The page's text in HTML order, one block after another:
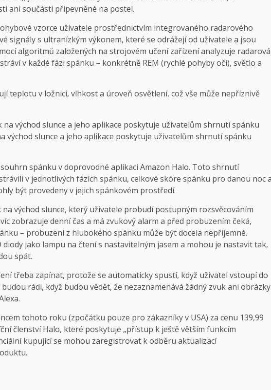
ani součásti připevněné na postel.
vzorce uživatele prostřednictvím integrovaného radarového
signály s ultranízkým výkonem, které se odrážejí od uživatele a jsou
algoritmů založených na strojovém učení zařízení analyzuje radarová
v každé fázi spánku – konkrétně REM (rychlé pohyby očí), světlo a
teplotu v ložnici, vlhkost a úroveň osvětlení, což vše může nepříznivě
východ slunce a jeho aplikace poskytuje uživatelům shrnutí spánku
spánku v doprovodné aplikaci Amazon Halo. Toto shrnutí
v jednotlivých fázích spánku, celkové skóre spánku pro danou noc
být provedeny v jejich spánkovém prostředí.
východ slunce, který uživatele probudí postupným rozsvěcováním
zobrazuje denní čas a má zvukový alarm a před probuzením čeká,
– probuzení z hlubokého spánku může být docela nepříjemné.
jako lampu na čtení s nastavitelným jasem a mohou je nastavit tak,
spát.
třeba zapínat, protože se automaticky spustí, když uživatel vstoupí do
rádi, když budou vědět, že nezaznamenává žádný zvuk ani
tohoto roku (zpočátku pouze pro zákazníky v USA) za cenu 139,99
členství Halo, které poskytuje „přístup k ještě větším funkcím
kupující se mohou zaregistrovat k odběru aktualizací